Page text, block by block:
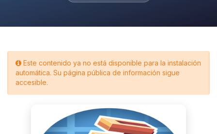
Este contenido ya no está disponible para la instalación
automática. Su página pública de información sigue
accesible.